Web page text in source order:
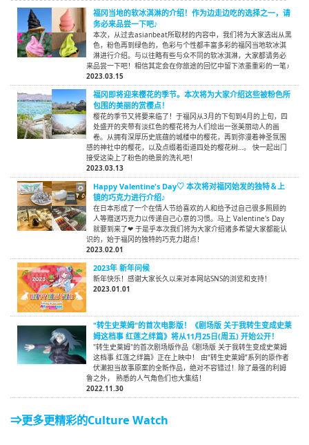
福冈当地的软冰淇淋的介绍！作为边走边吃的选择之一，请
务必来品尝一下吧♪
本次，从过去asianbeat所取材的内容中，我们将为大家选出从黑
色，粉色再到绿色的，色彩与个性都丰富多彩的福冈当地软冰淇
淋进行介绍。与以往略有些与众不同的软冰淇淋，大家都请务必
来品尝一下吧！相信其定会在你旅途的回忆中留下浓墨重彩的一笔♪
2023.03.15
福冈即将迎来樱花的季节。本次将为大家介绍这些被粉色所
包围的美丽的赏樱点！
樱花的季节又将要来临了！于福冈从3月的下旬到4月的上旬，四
处盛开的夹带有淡红色的樱花将为人们绘出一张美丽动人的画
卷。从拥有深厚历史底蕴的城楼中的樱花，再到弥漫着神圣氛围
感的神社中的樱花，以及点缀着街道四处的樱花树…。 快一起出门
接受这染上了粉色的绝景的洗礼吧！
2023.03.13
Happy Valentine's Day♡ 本次将对福冈始发的独特＆上
镜的巧克力进行介绍♪
在日本形成了一个在情人节给喜欢的人和给予过自己很多照顾的
人等赠送巧克力以传递自己心意的习惯。马上 Valentine's Day
就要到来了❤ 于是乎本次我们将为大家介绍诸多希望大家都能认
识的，始于福冈的独特的巧克力甜点！
2023.02.01
2023年 新年问候
新年快乐！感谢大家长久以来对本网站SNS的浏览和支持！
2023.01.01
"转生史莱姆"的首次电影版！《剧场版 关于我转生变成史莱
姆这档事 红莲之绊篇》将从11月25日(周五) 开始公开！
"转生史莱姆"的首次剧场版作品《剧场版 关于我转生变成史莱姆
这档事 红莲之绊篇》正在上映中！ 由“转生史莱姆”系列的原作者
伏濑担当故事原案的全新作品，绝对不容错过！除了最强的利姆
鲁之外， 熟悉的人气角色们也大集结！
2022.11.30
⇒更多更精彩的Culture Watch